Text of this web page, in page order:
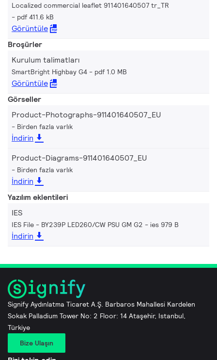
Localized commercial leaflet 911401640507 tr_TR
pdf 411.6 kB
Görüntüle
Broşürler
Kurulum talimatları
SmartBright Highbay G4 pdf 1.0 MB
Görüntüle
Görseller
Product-Photographs-911401640507_EU
Birden fazla varlık
İndirin
Product-Diagrams-911401640507_EU
Birden fazla varlık
İndirin
Yazılım eklentileri
IES
IES File - BY239P LED260/CW PSU GM G2 ies 979 B
İndirin
Signify Aydınlatma Ticaret A.Ş. Barbaros Mahallesi Kardelen
Sokak Palladium Tower No: 2 Floor: 14 Ataşehir, Istanbul,
Türkiye
Bize Ulaşın